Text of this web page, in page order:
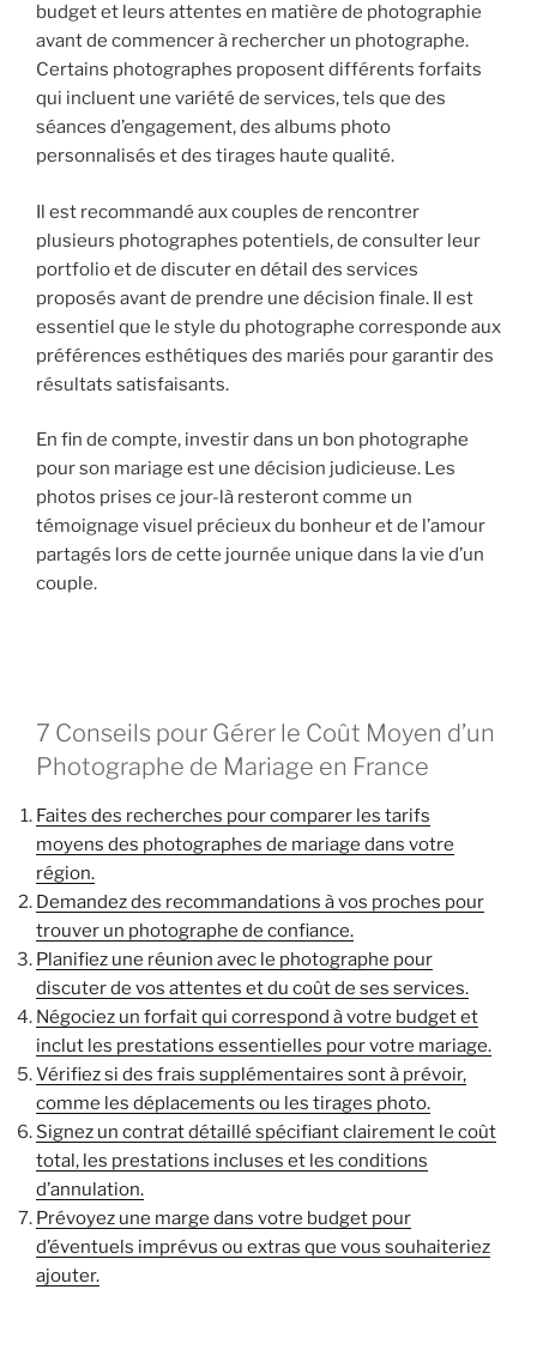
budget et leurs attentes en matière de photographie
avant de commencer à rechercher un photographe.
Certains photographes proposent différents forfaits
qui incluent une variété de services, tels que des
séances d’engagement, des albums photo
personnalisés et des tirages haute qualité.
Il est recommandé aux couples de rencontrer
plusieurs photographes potentiels, de consulter leur
portfolio et de discuter en détail des services
proposés avant de prendre une décision finale. Il est
essentiel que le style du photographe corresponde aux
préférences esthétiques des mariés pour garantir des
résultats satisfaisants.
En fin de compte, investir dans un bon photographe
pour son mariage est une décision judicieuse. Les
photos prises ce jour-là resteront comme un
témoignage visuel précieux du bonheur et de l’amour
partagés lors de cette journée unique dans la vie d’un
couple.
7 Conseils pour Gérer le Coût Moyen d’un
Photographe de Mariage en France
Faites des recherches pour comparer les tarifs
moyens des photographes de mariage dans votre
région.
Demandez des recommandations à vos proches pour
trouver un photographe de confiance.
Planifiez une réunion avec le photographe pour
discuter de vos attentes et du coût de ses services.
Négociez un forfait qui correspond à votre budget et
inclut les prestations essentielles pour votre mariage.
Vérifiez si des frais supplémentaires sont à prévoir,
comme les déplacements ou les tirages photo.
Signez un contrat détaillé spécifiant clairement le coût
total, les prestations incluses et les conditions
d’annulation.
Prévoyez une marge dans votre budget pour
d’éventuels imprévus ou extras que vous souhaiteriez
ajouter.